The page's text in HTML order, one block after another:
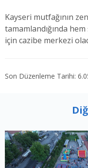
Kayseri mutfağının
tamamlandığında
için cazibe merkezi
Son Düzenleme Tarihi: